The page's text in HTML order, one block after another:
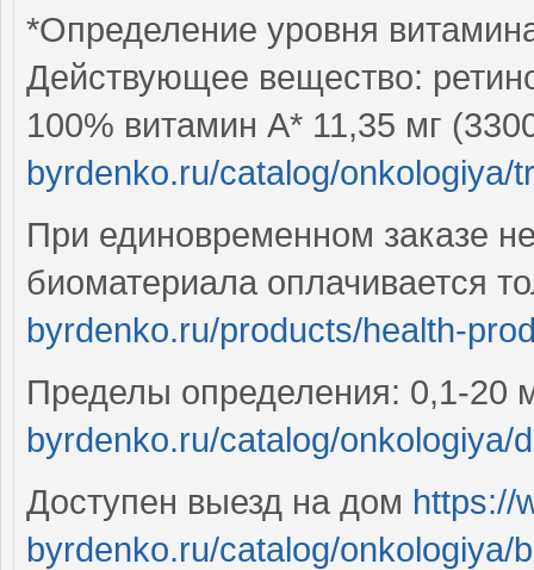
*Определение уровня
Действующее вещество:
100% витамин А* 11,35 мг
byrdenko.ru/catalog/onkologiya/
При единовременном заказе
биоматериала оплачивается
byrdenko.ru/products/health-
Пределы определения: 0,1-20
byrdenko.ru/catalog/onkologiya/
Доступен выезд на дом https://
byrdenko.ru/catalog/onkologiya/